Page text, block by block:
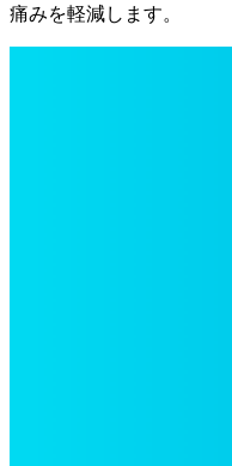
痛みを軽減します。